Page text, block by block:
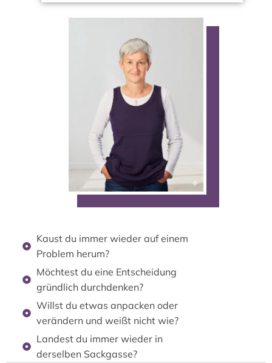
Kaust du immer wieder auf einem
Problem herum?
Möchtest du eine Entscheidung
gründlich durchdenken?
Willst du etwas anpacken oder
verändern und weißt nicht wie?
Landest du immer wieder in
derselben Sackgasse?